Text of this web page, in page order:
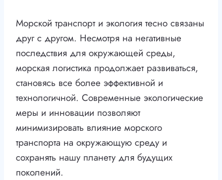
Морской транспорт и экология тесно связаны
друг с другом. Несмотря на негативные
последствия для окружающей среды,
морская логистика продолжает развиваться,
становясь все более эффективной и
технологичной. Современные экологические
меры и инновации позволяют
минимизировать влияние морского
транспорта на окружающую среду и
сохранять нашу планету для будущих
поколений.